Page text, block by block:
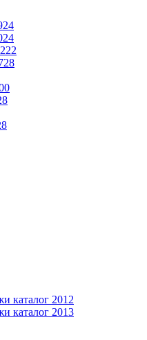
каталог 2012
каталог 2013